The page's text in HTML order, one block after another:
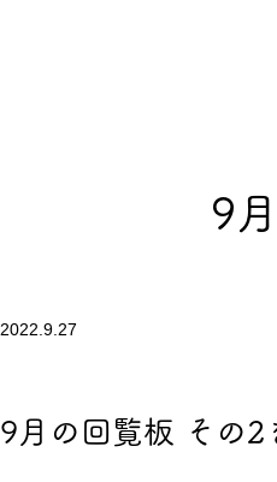
9
2022.9.27
9月の回覧板 その2